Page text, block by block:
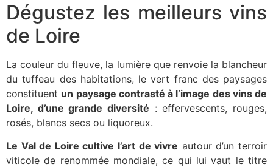
Dégustez les meilleurs vins
de Loire
La couleur du fleuve, la lumière que renvoie la blancheur
du tuffeau des habitations, le vert franc des paysages
constituent un paysage contrasté à l’image des vins de
Loire, d’une grande diversité : effervescents, rouges,
rosés, blancs secs ou liquoreux.
Le Val de Loire cultive l’art de vivre autour d’un terroir
viticole de renommée mondiale, ce qui lui vaut le titre